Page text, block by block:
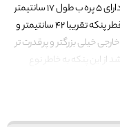
عنوان یک مینی پنکه می باشد پنکه گیره ای ایلان دارای 5 پره ب طول 17 سانتیمتر
و ارتفاع پنکه با احتساب پره تقریبا 52 سانتی متر و قطر پنکه تقریبا 42 سانتیمتر و
های خارجی خیلی بزرگتر و پرقدرت تر
این پنکه به خاطر نوع
و دیواری و سقفی استفاده